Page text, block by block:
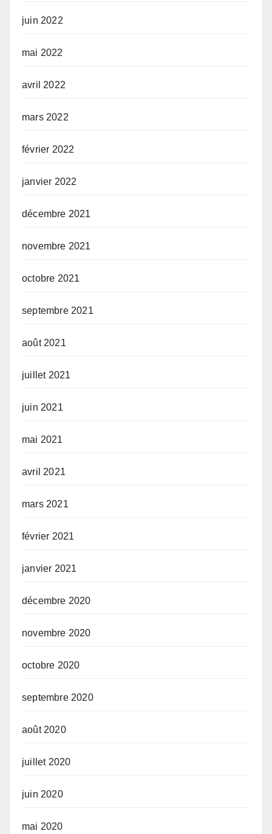
juin 2022
mai 2022
avril 2022
mars 2022
février 2022
janvier 2022
décembre 2021
novembre 2021
octobre 2021
septembre 2021
août 2021
juillet 2021
juin 2021
mai 2021
avril 2021
mars 2021
février 2021
janvier 2021
décembre 2020
novembre 2020
octobre 2020
septembre 2020
août 2020
juillet 2020
juin 2020
mai 2020